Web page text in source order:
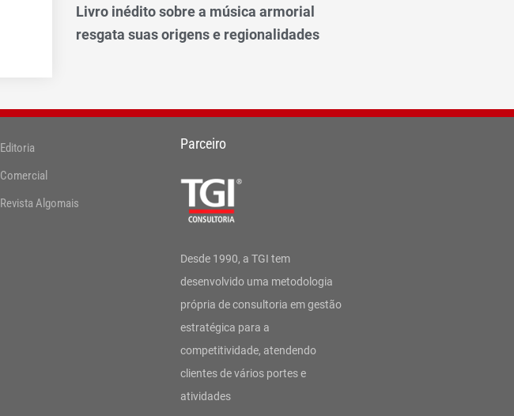
Livro inédito sobre a música armorial
resgata suas origens e regionalidades
Editoria
Comercial
Revista Algomais
Parceiro
Desde 1990, a TGI tem
desenvolvido uma metodologia
própria de consultoria em gestão
estratégica para a
competitividade, atendendo
clientes de vários portes e
atividades